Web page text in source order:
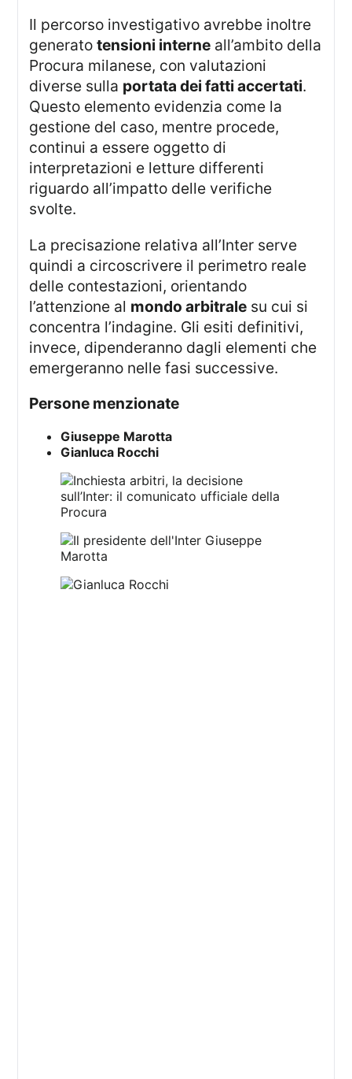
Il percorso investigativo avrebbe inoltre
generatotensioni interne all’ambito della
Procura milanese, con valutazioni
diverse sulla portata dei fatti accertati.
Questo elemento evidenzia come la
gestione del caso, mentre procede,
continui a essere oggetto di
interpretazioni e letture differenti
riguardo all’impatto delle verifiche
svolte.
La precisazione relativa all’Inter serve
quindi a circoscrivere il perimetro reale
delle contestazioni, orientando
l’attenzione al mondo arbitrale su cui si
concentra l’indagine. Gli esiti definitivi,
invece, dipenderanno dagli elementi che
emergeranno nelle fasi successive.
Persone menzionate
Giuseppe Marotta
Gianluca Rocchi